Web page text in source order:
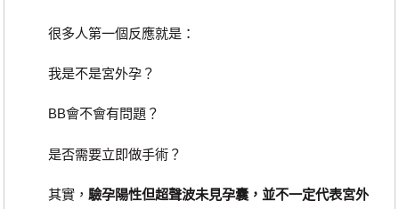
很多人第一個反應就是：
我是不是宮外孕？
BB會不會有問題？
是否需要立即做手術？
其實， 驗孕陽性但超聲波未見孕囊，並不一定代表宮外